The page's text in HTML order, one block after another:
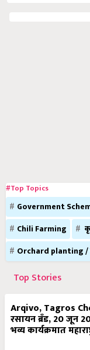
#Top Topics
Government
Chili Farming
Orchard planting /
Top Stories
Arqivo, Tagros
रसायन ब्रँड, 20 जून
भव्य कार्यक्रमात